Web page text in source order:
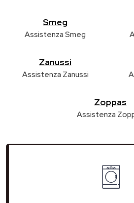
Smeg
Assistenza Smeg
Zanussi
Assistenza Zanussi
Zoppas
Assistenza